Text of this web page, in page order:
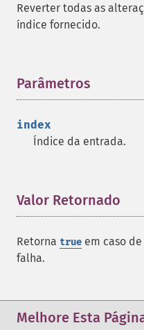
Reverter todas as
índice fornecido.
Parâmetros
index
Índice da entrada.
Valor Retornado
Retorna true em caso
falha.
Melhore Esta